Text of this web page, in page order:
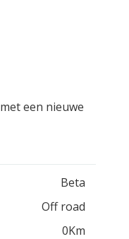
een nieuwe
Beta
Off road
0Km